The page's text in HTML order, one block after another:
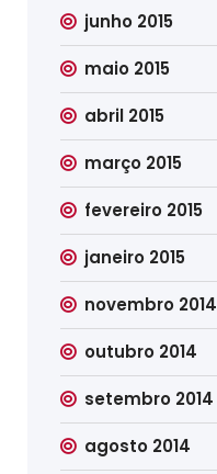
junho 2015
maio 2015
abril 2015
março 2015
fevereiro 2015
janeiro 2015
novembro 2014
outubro 2014
setembro 2014
agosto 2014